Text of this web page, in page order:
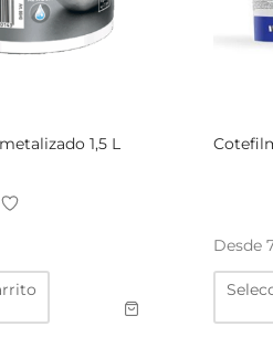
1,5 L
Desde